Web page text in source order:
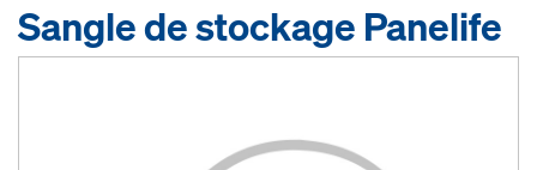
Sangle de stockage Panelife